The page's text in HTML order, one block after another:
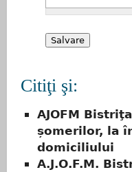
Citiţi şi:
AJOFM
șomerilor, la
domiciliului
A.J.O.F.M.